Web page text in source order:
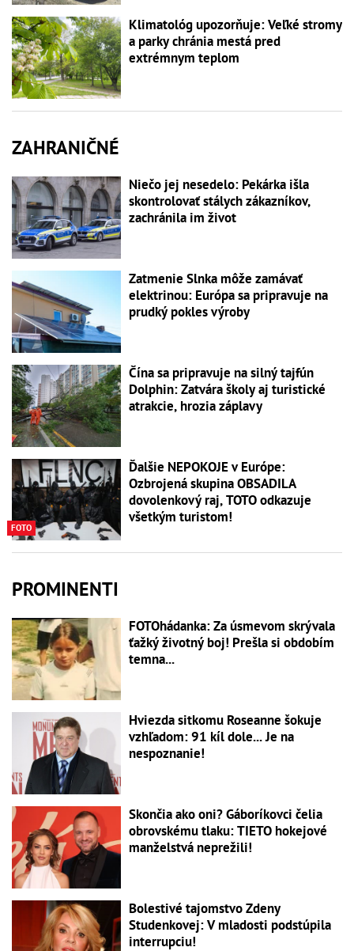
Klimatológ upozorňuje: Veľké stromy
a parky chránia mestá pred
extrémnym teplom
ZAHRANIČNÉ
Niečo jej nesedelo: Pekárka išla
skontrolovať stálych zákazníkov,
zachránila im život
Zatmenie Slnka môže zamávať
elektrinou: Európa sa pripravuje na
prudký pokles výroby
Čína sa pripravuje na silný tajfún
Dolphin: Zatvára školy aj turistické
atrakcie, hrozia záplavy
FOTO
Ďalšie NEPOKOJE v Európe:
Ozbrojená skupina OBSADILA
dovolenkový raj, TOTO odkazuje
všetkým turistom!
PROMINENTI
FOTOhádanka: Za úsmevom skrývala
ťažký životný boj! Prešla si obdobím
temna...
Hviezda sitkomu Roseanne šokuje
vzhľadom: 91 kíl dole... Je na
nespoznanie!
Skončia ako oni? Gáboríkovci čelia
obrovskému tlaku: TIETO hokejové
manželstvá neprežili!
Bolestivé tajomstvo Zdeny
Studenkovej: V mladosti podstúpila
interrupciu!